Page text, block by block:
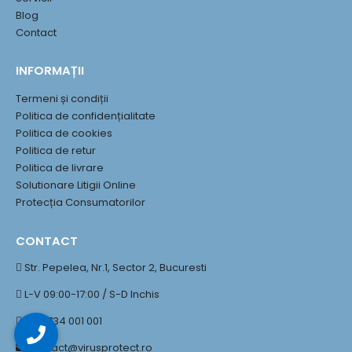
Blog
Contact
INFORMAȚII
Termeni și condiții
Politica de confidențialitate
Politica de cookies
Politica de retur
Politica de livrare
Solutionare Litigii Online
Protecția Consumatorilor
CONTACT
Str. Pepelea, Nr.1, Sector 2, Bucuresti
L-V 09:00-17:00 / S-D Inchis
+40 734 001 001
contact@virusprotect.ro